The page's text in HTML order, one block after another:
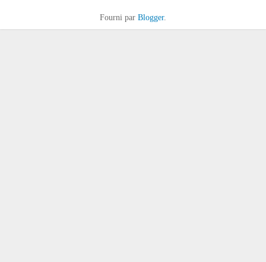
Fourni par Blogger.